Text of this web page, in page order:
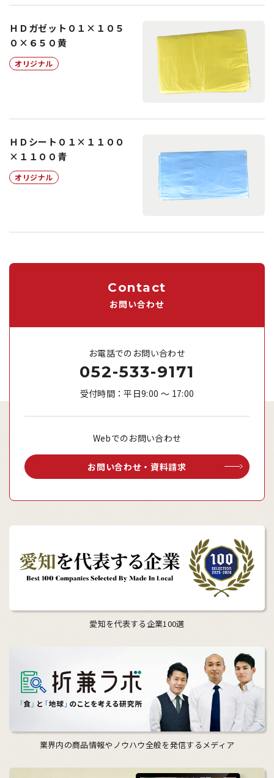
ＨＤガゼット０１×１０５
０×６５０黄
オリジナル
ＨＤシート０１×１１００
×１１００青
オリジナル
Contact
お問い合わせ
お電話でのお問い合わせ
052-533-9171
受付時間：平日9:00 ～ 17:00
Webでのお問い合わせ
お問い合わせ・資料請求
愛知を代表する企業100選
業界内の商品情報やノウハウ全般を発信するメディア